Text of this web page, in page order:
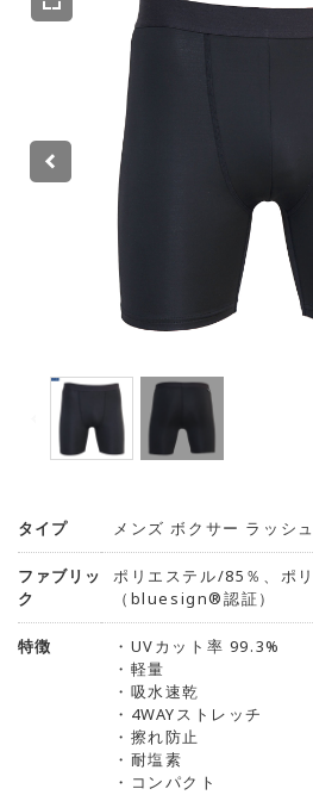
タイプ メンズ ボクサー ラッシ
ファブリッ
ク
ポリエステル/85％、ポ
（bluesign®認証）
特徴
・UVカット率 99.3%
・軽量
・吸水速乾
・4WAYストレッチ
・擦れ防止
・耐塩素
・コンパクト